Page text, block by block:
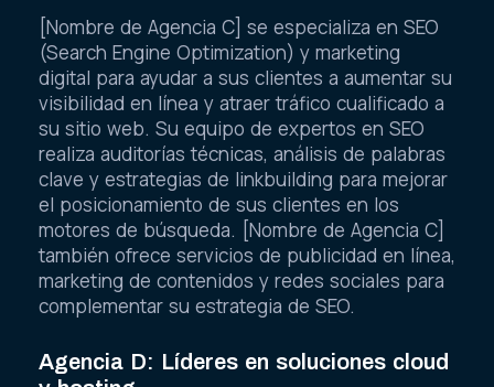
[Nombre de Agencia C] se especializa en SEO
(Search Engine Optimization) y marketing
digital para ayudar a sus clientes a aumentar su
visibilidad en línea y atraer tráfico cualificado a
su sitio web. Su equipo de expertos en SEO
realiza auditorías técnicas, análisis de palabras
clave y estrategias de linkbuilding para mejorar
el posicionamiento de sus clientes en los
motores de búsqueda. [Nombre de Agencia C]
también ofrece servicios de publicidad en línea,
marketing de contenidos y redes sociales para
complementar su estrategia de SEO.
Agencia D: Líderes en soluciones cloud